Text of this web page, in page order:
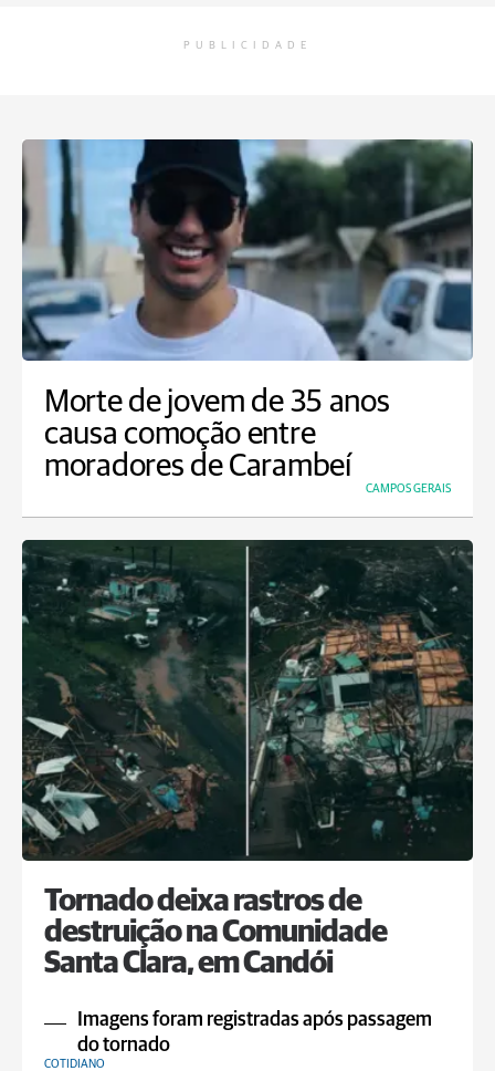
PUBLICIDADE
Morte de jovem de 35 anos
causa comoção entre
moradores de Carambeí
CAMPOS GERAIS
Tornado deixa rastros de
destruição na Comunidade
Santa Clara, em Candói
Imagens foram registradas após passagem
do tornado
COTIDIANO